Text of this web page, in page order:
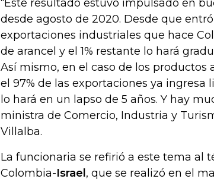
“Este resultado estuvo impulsado en
desde agosto de 2020. Desde que
exportaciones industriales que hace
de arancel y el 1% restante lo hará
Así mismo, en el caso de los productos
el 97% de las exportaciones ya ingresa
lo hará en un lapso de 5 años. Y hay
ministra de Comercio, Industria y
Villalba.
La funcionaria se refirió a este tema al
Colombia-Israel , que se realizó en el